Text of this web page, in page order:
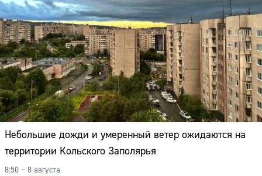
Небольшие дожди и умеренный ветер ожидаются на
территории Кольского Заполярья
8:50 – 8 августа